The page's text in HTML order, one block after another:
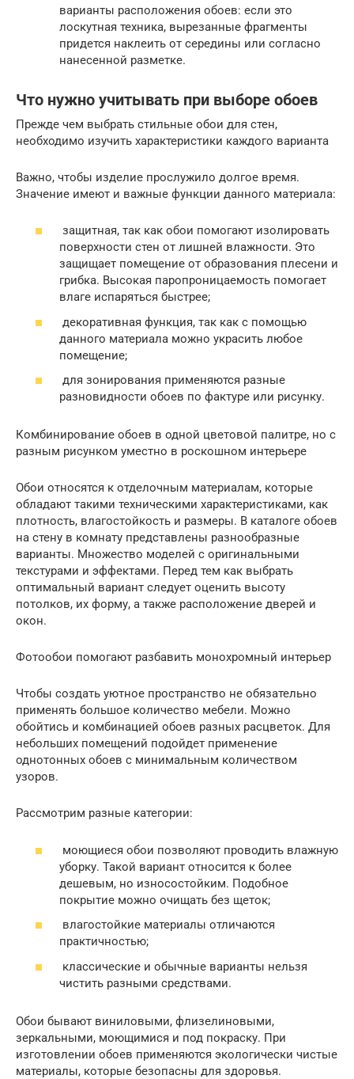
варианты расположения обоев: если это
лоскутная техника, вырезанные фрагменты
придется наклеить от середины или согласно
нанесенной разметке.
Что нужно учитывать при выборе обоев
Прежде чем выбрать стильные обои для стен,
необходимо изучить характеристики каждого варианта
Важно, чтобы изделие прослужило долгое время.
Значение имеют и важные функции данного материала:
защитная, так как обои помогают изолировать
поверхности стен от лишней влажности. Это
защищает помещение от образования плесени и
грибка. Высокая паропроницаемость помогает
влаге испаряться быстрее;
декоративная функция, так как с помощью
данного материала можно украсить любое
помещение;
для зонирования применяются разные
разновидности обоев по фактуре или рисунку.
Комбинирование обоев в одной цветовой палитре, но с
разным рисунком уместно в роскошном интерьере
Обои относятся к отделочным материалам, которые
обладают такими техническими характеристиками, как
плотность, влагостойкость и размеры. В каталоге обоев
на стену в комнату представлены разнообразные
варианты. Множество моделей с оригинальными
текстурами и эффектами. Перед тем как выбрать
оптимальный вариант следует оценить высоту
потолков, их форму, а также расположение дверей и
окон.
Фотообои помогают разбавить монохромный интерьер
Чтобы создать уютное пространство не обязательно
применять большое количество мебели. Можно
обойтись и комбинацией обоев разных расцветок. Для
небольших помещений подойдет применение
однотонных обоев с минимальным количеством
узоров.
Рассмотрим разные категории:
моющиеся обои позволяют проводить влажную
уборку. Такой вариант относится к более
дешевым, но износостойким. Подобное
покрытие можно очищать без щеток;
влагостойкие материалы отличаются
практичностью;
классические и обычные варианты нельзя
чистить разными средствами.
Обои бывают виниловыми, флизелиновыми,
зеркальными, моющимися и под покраску. При
изготовлении обоев применяются экологически чистые
материалы, которые безопасны для здоровья.